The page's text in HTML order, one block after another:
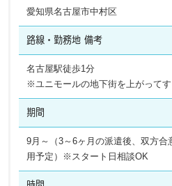
愛知県名古屋市中村区
路線・勤務地 備考
名古屋駅徒歩1分
※ユニモールの地下街を上がってす
期間
9月～（3～6ヶ月の派遣後、双方
用予定）※スタート日相談OK